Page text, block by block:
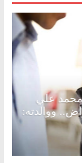
محمد علي
ووالدته: